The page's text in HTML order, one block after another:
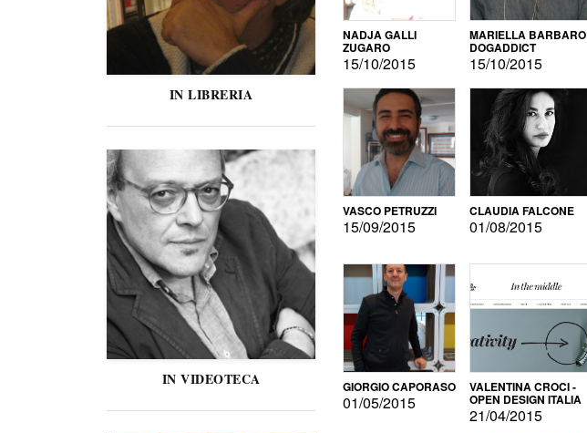
IN LIBRERIA
IN VIDEOTECA
NADJA GALLI
ZUGARO
15/10/2015
MARIELLA BARBARO
DOGADDICT
15/10/2015
VASCO PETRUZZI
15/09/2015
CLAUDIA FALCONE
01/08/2015
GIORGIO CAPORASO
01/05/2015
VALENTINA CROCI -
OPEN DESIGN ITALIA
21/04/2015